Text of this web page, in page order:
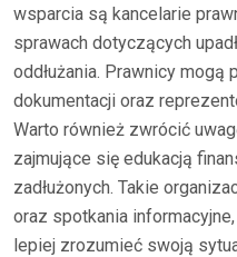
wsparcia są kancelarie
sprawach dotyczących
oddłużania. Prawnicy
dokumentacji oraz
Warto również zwrócić
zajmujące się edukacją
zadłużonych. Takie
oraz spotkania
lepiej zrozumieć swoją